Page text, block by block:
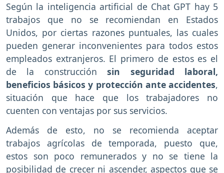
Según la inteligencia artificial de Chat GPT hay 5
trabajos que no se recomiendan en Estados
Unidos, por ciertas razones puntuales, las cuales
pueden generar inconvenientes para todos estos
empleados extranjeros. El primero de estos es el
de la construcción sin seguridad laboral,
beneficios básicos y protección ante accidentes,
situación que hace que los trabajadores no
cuenten con ventajas por sus servicios.
Además de esto, no se recomienda aceptar
trabajos agrícolas de temporada, puesto que,
estos son poco remunerados y no se tiene la
posibilidad de crecer ni ascender, aspectos que se